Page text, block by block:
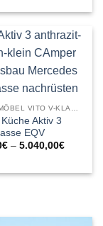
CAMPER MÖBEL VITO V-KLASSE
Aktiv 3
EQV
€ –5.040,00€